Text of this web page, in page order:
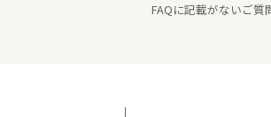
FAQに記載がないご質